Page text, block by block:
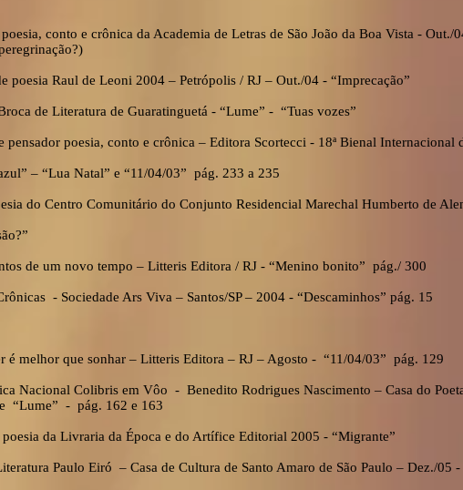
conto e crônica da Academia de Letras de São João da Boa Vista - Out./
poesia Raul de Leoni 2004 – Petrópolis / RJ – Out./04 - “Imprecação”
de Literatura de Guaratinguetá - “Lume” - “Tuas vozes”
poesia, conto e crônica – Editora Scortecci - 18ª Bienal Internacional
– “Lua Natal” e “11/04/03” pág. 233 a 235
do Centro Comunitário do Conjunto Residencial Marechal Humberto de
de um novo tempo – Litteris Editora / RJ - “Menino bonito” pág./ 300
- Sociedade Ars Viva – Santos/SP – 2004 - “Descaminhos” pág. 15
é melhor que sonhar – Litteris Editora – RJ – Agosto - “11/04/03” pág. 129
Nacional Colibris em Vôo - Benedito Rodrigues Nascimento – Casa do
“Lume” - pág. 162 e 163
da Livraria da Época e do Artífice Editorial 2005 - “Migrante”
Paulo Eiró – Casa de Cultura de Santo Amaro de São Paulo – Dez./05